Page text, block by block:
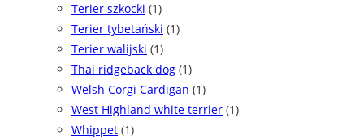
Terier szkocki (1)
Terier tybetański (1)
Terier walijski (1)
Thai ridgeback dog (1)
Welsh Corgi Cardigan (1)
West Highland white terrier (1)
Whippet (1)